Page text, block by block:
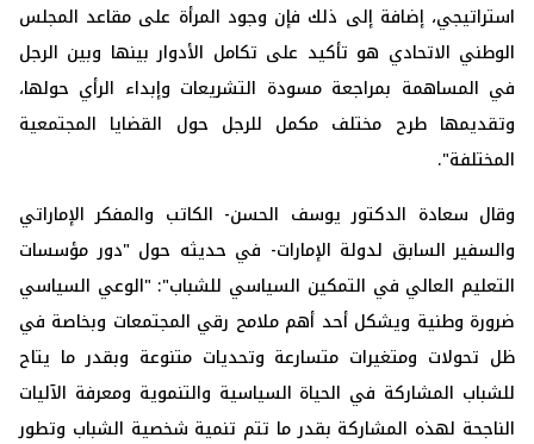
استراتيجي، إضافة إلى ذلك فإن وجود المرأة على مقاعد المجلس
الوطني الاتحادي هو تأكيد على تكامل الأدوار بينها وبين الرجل
في المساهمة بمراجعة مسودة التشريعات وإبداء الرأي حولها،
وتقديمها طرح مختلف مكمل للرجل حول القضايا المجتمعية
المختلفة".
وقال سعادة الدكتور يوسف الحسن- الكاتب والمفكر الإماراتي
والسفير السابق لدولة الإمارات- في حديثه حول "دور مؤسسات
التعليم العالي في التمكين السياسي للشباب": "الوعي السياسي
ضرورة وطنية ويشكل أحد أهم ملامح رقي المجتمعات وبخاصة في
ظل تحولات ومتغيرات متسارعة وتحديات متنوعة وبقدر ما يتاح
للشباب المشاركة في الحياة السياسية والتنموية ومعرفة الآليات
الناجحة لهذه المشاركة بقدر ما تتم تنمية شخصية الشباب وتطور